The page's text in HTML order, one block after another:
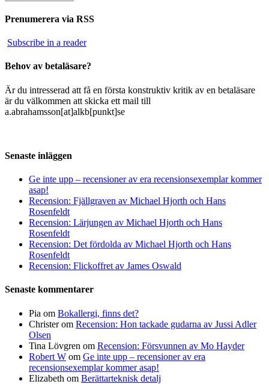
Prenumerera via RSS
Subscribe in a reader
Behov av betaläsare?
Är du intresserad att få en första konstruktiv kritik av en betaläsare
är du välkommen att skicka ett mail till
a.abrahamsson[at]alkb[punkt]se
Senaste inläggen
Ge inte upp – recensioner av era recensionsexemplar kommer
asap!
Recension: Fjällgraven av Michael Hjorth och Hans
Rosenfeldt
Recension: Lärjungen av Michael Hjorth och Hans
Rosenfeldt
Recension: Det fördolda av Michael Hjorth och Hans
Rosenfeldt
Recension: Flickoffret av James Oswald
Senaste kommentarer
Pia om Bokallergi, finns det?
Christerom Recension: Hon tackade gudarna av Jussi Adler
Olsen
Tina Lövgren om Recension: Försvunnen av Mo Hayder
Robert W om Ge inte upp – recensioner av era
recensionsexemplar kommer asap!
Elizabeth om Berättarteknisk detalj